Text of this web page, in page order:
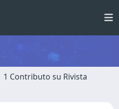
1 Contributo su Rivista